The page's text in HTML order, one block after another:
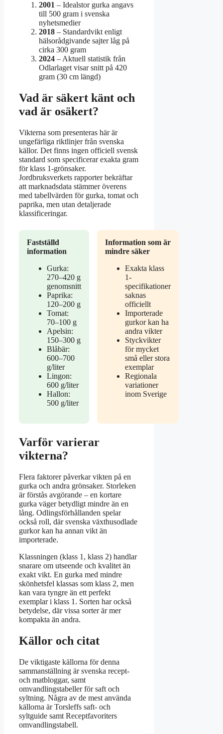
2001 – Idealstor gurka angavs
till 500 gram i svenska
nyhetsmedier
2018 – Standardvikt enligt
hälsorådgivande sajter låg på
cirka 300 gram
2024 – Aktuell statistik från
Odlarlaget visar snitt på 420
gram (30 cm längd)
Vad är säkert känt och
vad är osäkert?
Vikterna som presenteras här är
ungefärliga riktlinjer från svenska
källor. Det finns ingen officiell svensk
standard som specificerar exakta gram
för klass 1-grönsaker.
Jordbruksverkets rapporter bekräftar
att marknadsdata stämmer överens
med tabellvärden för gurka, tomat och
paprika, men utan detaljerade
klassificeringar.
Fastställd
information
Gurka:
270–420 g
genomsnitt
Paprika:
120–200 g
Tomat:
70–100 g
Apelsin:
150–300 g
Blåbär:
600–700
g/liter
Lingon:
600 g/liter
Hallon:
500 g/liter
Information som är
mindre säker
Exakta klass
1-
specifikationer
saknas
officiellt
Importerade
gurkor kan ha
andra vikter
Styckvikter
för mycket
små eller stora
exemplar
Regionala
variationer
inom Sverige
Varför varierar
vikterna?
Flera faktorer påverkar vikten på en
gurka och andra grönsaker. Storleken
är förstås avgörande – en kortare
gurka väger betydligt mindre än en
lång. Odlingsförhållanden spelar
också roll, där svenska växthusodlade
gurkor kan ha annan vikt än
importerade.
Klassningen (klass 1, klass 2) handlar
snarare om utseende och kvalitet än
exakt vikt. En gurka med mindre
skönhetsfel klassas som klass 2, men
kan vara tyngre än ett perfekt
exemplar i klass 1. Sorten har också
betydelse, där vissa sorter är mer
kompakta än andra.
Källor och citat
De viktigaste källorna för denna
sammanställning är svenska recept-
och matbloggar, samt
omvandlingstabeller för saft och
syltning. Några av de mest använda
källorna är Torsleffs saft- och
syltguide samt Receptfavoriters
omvandlingstabell.